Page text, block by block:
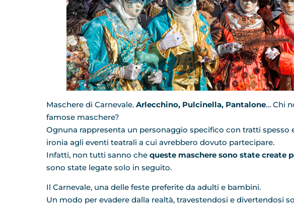
Maschere di Carnevale. Arlecchino, Pulcinella, Pantalone… Chi
famose maschere?
Ognuna rappresenta un personaggio specifico con tratti spesso
ironia agli eventi teatrali a cui avrebbero dovuto partecipare.
Infatti, non tutti sanno che queste maschere sono state create
sono state legate solo in seguito.
Il Carnevale, una delle feste preferite da adulti e bambini.
Un modo per evadere dalla realtà, travestendosi e divertendosi